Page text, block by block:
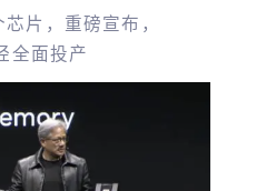
片，重磅宣布，
全面投产